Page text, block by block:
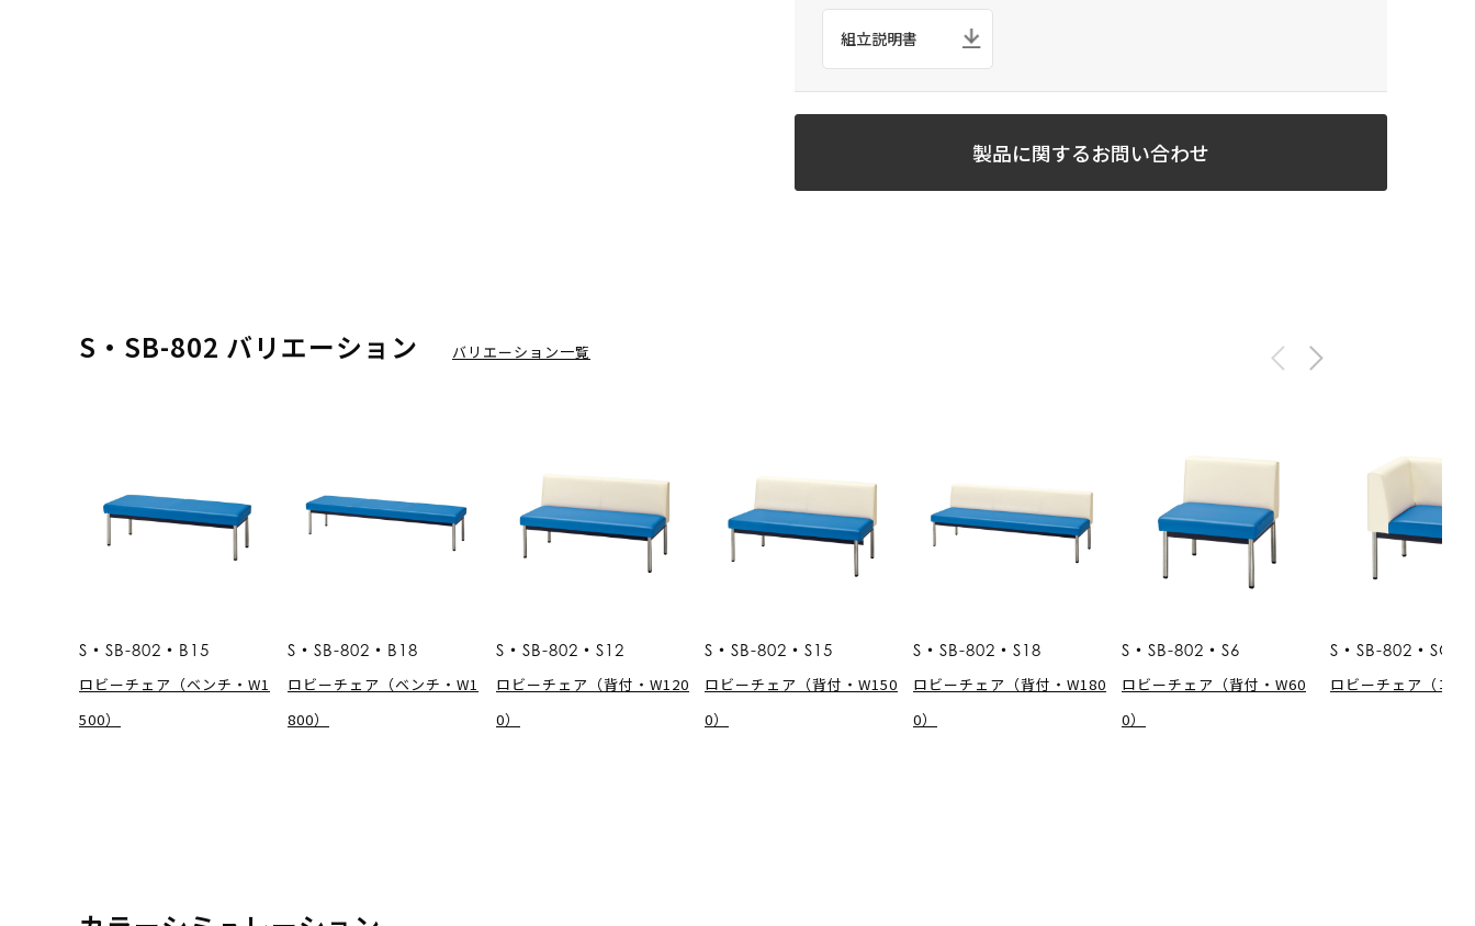
組立説明書
製品に関するお問い合わせ
S・SB-802 バリエーション バリエーション一覧
S・SB-802・B15
ロビーチェア（ベンチ・W1
500）
S・SB-802・B18
ロビーチェア（ベンチ・W1
800）
S・SB-802・S12
ロビーチェア（背付・W120
0）
S・SB-802・S15
ロビーチェア（背付・W150
0）
S・SB-802・S18
ロビーチェア（背付・W180
0）
S・SB-802・S6
ロビーチェア（背付・W60
0）
S・SB-802・SCC
ロビーチェア（コー